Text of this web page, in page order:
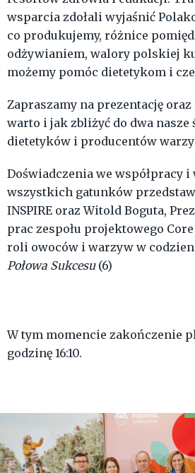
wsparcia zdołali wyjaśnić
co produkujemy, różnice
odżywianiem, walory polskiej
możemy pomóc dietetykom i
Zapraszamy na prezentację
warto i jak zbliżyć do dwa nasze
dietetyków i producentów
Doświadczenia we współpracy
wszystkich gatunków
INSPIRE oraz Witold Boguta,
prac zespołu projektowego
roli owoców i warzyw w
Połowa Sukcesu(6)
W tym momencie zakończenie
godzinę 16:10.